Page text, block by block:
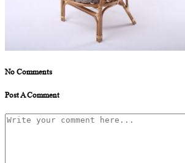
No Comments
Post A Comment